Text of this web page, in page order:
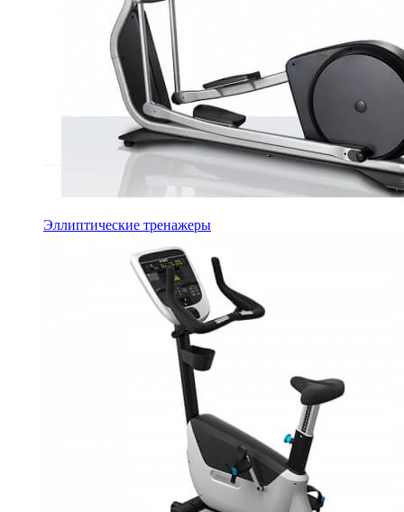
Эллиптические тренажеры